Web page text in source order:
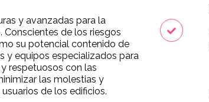
y avanzadas para la
de los riesgos
su potencial contenido de
y equipos especializados para
respetuosos con las
las molestias y
de los edificios.